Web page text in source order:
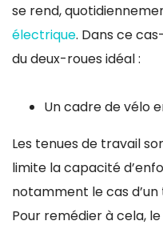
se rend,
électrique. Dans ce
du deux-roues idéal :
Un cadre de vélo
Les tenues de travail
limite la capacité
notamment le cas d’un
Pour remédier à cela,